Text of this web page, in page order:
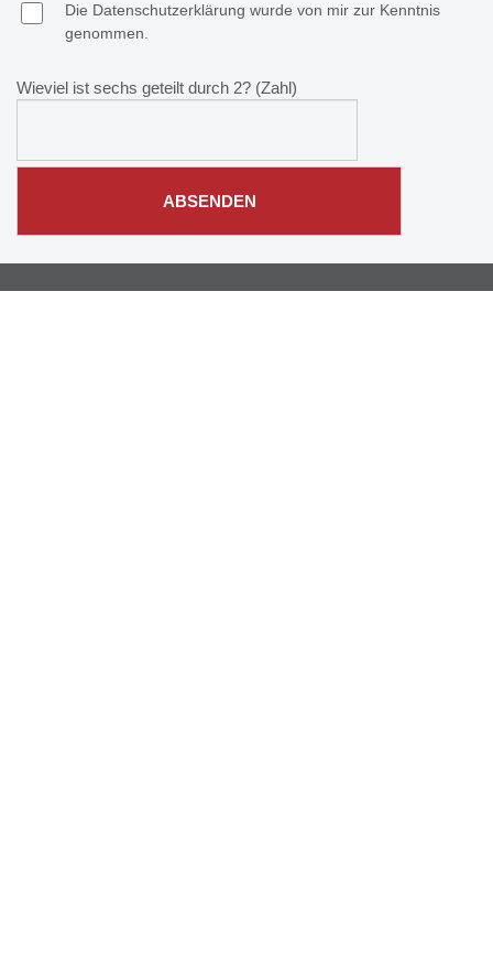
Die Datenschutzerklärung wurde von mir zur Kenntnis
genommen.
Wieviel ist sechs geteilt durch 2? (Zahl)